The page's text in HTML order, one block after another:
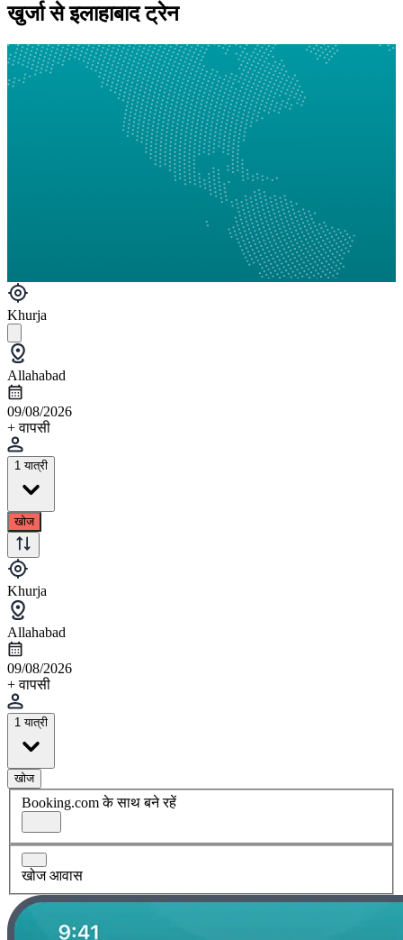
खुर्जा से इलाहाबाद ट्रेन
Khurja
Allahabad
09/08/2026
+ वापसी
1 यात्री
खोज
Khurja
Allahabad
09/08/2026
+ वापसी
1 यात्री
खोज
Booking.com के साथ बने रहें
खोज आवास